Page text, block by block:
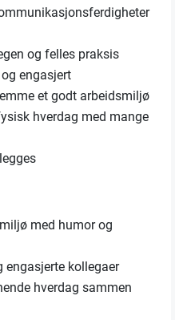
og felles praksis
engasjert
et godt arbeidsmiljø
hverdag med mange
med humor og
engasjerte kollegaer
hverdag sammen